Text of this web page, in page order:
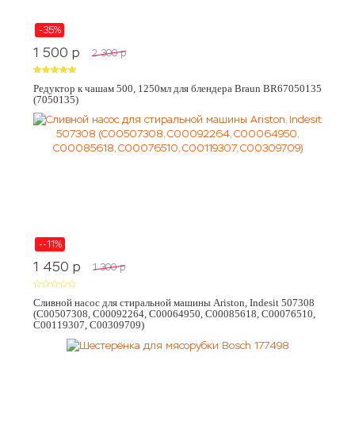
-35%
1 500 p 2 300 p
Редуктор к чашам 500, 1250мл для блендера Braun BR67050135
(7050135)
--11%
1 450 p 1 300 p
Сливной насос для стиральной машины Ariston, Indesit 507308
(C00507308, C00092264, C00064950, C00085618, C00076510,
C00119307, C00309709)